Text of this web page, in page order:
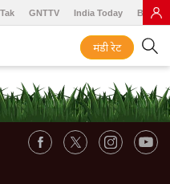
GNTTV India Today BT
मंडी रेट